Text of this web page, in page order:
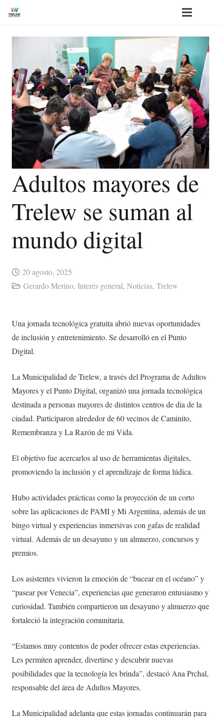
Adultos mayores de
Trelew se suman al
mundo digital
20 agosto, 2025
Gerardo Merino, Interés general, Noticias, Trelew
Una jornada tecnológica gratuita abrió nuevas oportunidades
de inclusión y entretenimiento. Se desarrolló en el Punto
Digital.
La Municipalidad de Trelew, a través del Programa de Adultos
Mayores y el Punto Digital, organizó una jornada tecnológica
destinada a personas mayores de distintos centros de día de la
ciudad. Participaron alrededor de 60 vecinos de Caminito,
Remembranza y La Razón de mi Vida.
El objetivo fue acercarlos al uso de herramientas digitales,
promoviendo la inclusión y el aprendizaje de forma lúdica.
Hubo actividades prácticas como la proyección de un corto
sobre las aplicaciones de PAMI y Mi Argentina, además de un
bingo virtual y experiencias inmersivas con gafas de realidad
virtual. Además de un desayuno y un almuerzo, concursos y
premios.
Los asistentes vivieron la emoción de “bucear en el océano” y
“pasear por Venecia”, experiencias que generaron entusiasmo y
curiosidad. También compartieron un desayuno y almuerzo que
fortaleció la integración comunitaria.
“Estamos muy contentos de poder ofrecer estas experiencias.
Les permiten aprender, divertirse y descubrir nuevas
posibilidades que la tecnología les brinda”, destacó Ana Prchal,
responsable del área de Adultos Mayores.
La Municipalidad adelanta que estas jornadas continuarán para